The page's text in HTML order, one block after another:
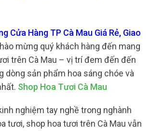
Cửa Hàng TP Cà Mau Giá Rẻ, Giao
mừng quý khách hàng đến mang
trên Cà Mau – vị trí đem đến đến
dòng sản phẩm hoa sáng chóe và
Shop Hoa Tươi Cà Mau
nghiệm tay nghề trong nghành
tươi, shop hoa tươi trên Cà Mau vẫn